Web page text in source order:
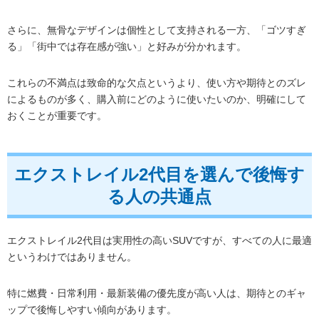
さらに、無骨なデザインは個性として支持される一方、「ゴツすぎ
る」「街中では存在感が強い」と好みが分かれます。
これらの不満点は致命的な欠点というより、使い方や期待とのズレ
によるものが多く、購入前にどのように使いたいのか、明確にして
おくことが重要です。
エクストレイル2代目を選んで後悔す
る人の共通点
エクストレイル2代目は実用性の高いSUVですが、すべての人に最適
というわけではありません。
特に燃費・日常利用・最新装備の優先度が高い人は、期待とのギャ
ップで後悔しやすい傾向があります。